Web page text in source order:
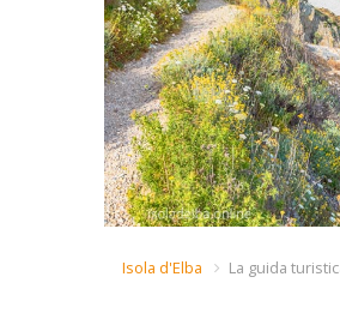
Isola d'Elba La guida